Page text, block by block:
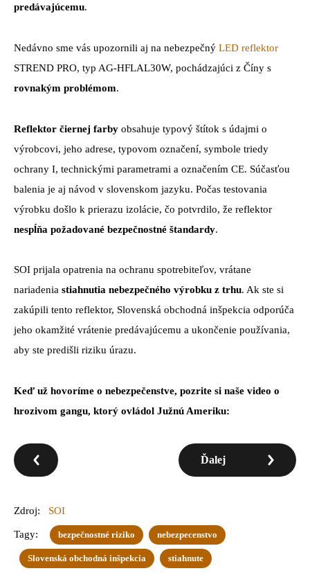
predávajúcemu.
Nedávno sme vás upozornili aj na nebezpečný LED reflektor
STREND PRO, typ AG-HFLAL30W, pochádzajúci z Číny s
rovnakým problémom.
Reflektor čiernej farby obsahuje typový štítok s údajmi o
výrobcovi, jeho adrese, typovom označení, symbole triedy
ochrany I, technickými parametrami a označením CE. Súčasťou
balenia je aj návod v slovenskom jazyku. Počas testovania
výrobku došlo k prierazu izolácie, čo potvrdilo, že reflektor
nespĺňa požadované bezpečnostné štandardy.
SOI prijala opatrenia na ochranu spotrebiteľov, vrátane
nariadenia stiahnutia nebezpečného výrobku z trhu. Ak ste si
zakúpili tento reflektor, Slovenská obchodná inšpekcia odporúča
jeho okamžité vrátenie predávajúcemu a ukončenie používania,
aby ste predišli riziku úrazu.
Keď už hovoríme o nebezpečenstve, pozrite si naše video o
hrozivom gangu, ktorý ovládol Južnú Ameriku:
Ďalej
Zdroj: SOI
Tagy: bezpečnostné riziko nebezpecenstvo
Slovenská obchodná inšpekcia stiahnute